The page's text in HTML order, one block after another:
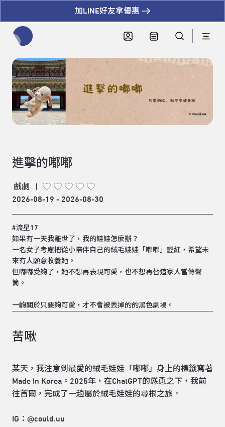
加LINE好友拿優惠
進擊的嘟嘟
戲劇
|
2026-08-19 - 2026-08-30
#流星17
如果有一天我離世了，我的娃娃怎麼辦？
一名女子考慮把從小陪伴自己的絨毛娃娃「嘟嘟」變紅，希望未
來有人願意收養她。
但嘟嘟受夠了，她不想再表現可愛，也不想再替這家人當傳聲
筒。
一齣關於只要夠可愛，才不會被丟掉的的黑色劇場。
苦啾
某天，我注意到最愛的絨毛娃娃「嘟嘟」身上的標籤寫著
Made In Korea。2025年，在ChatGPT的慫恿之下，我前
往首爾，完成了一趟屬於絨毛娃娃的尋根之旅。
IG：@could.uu